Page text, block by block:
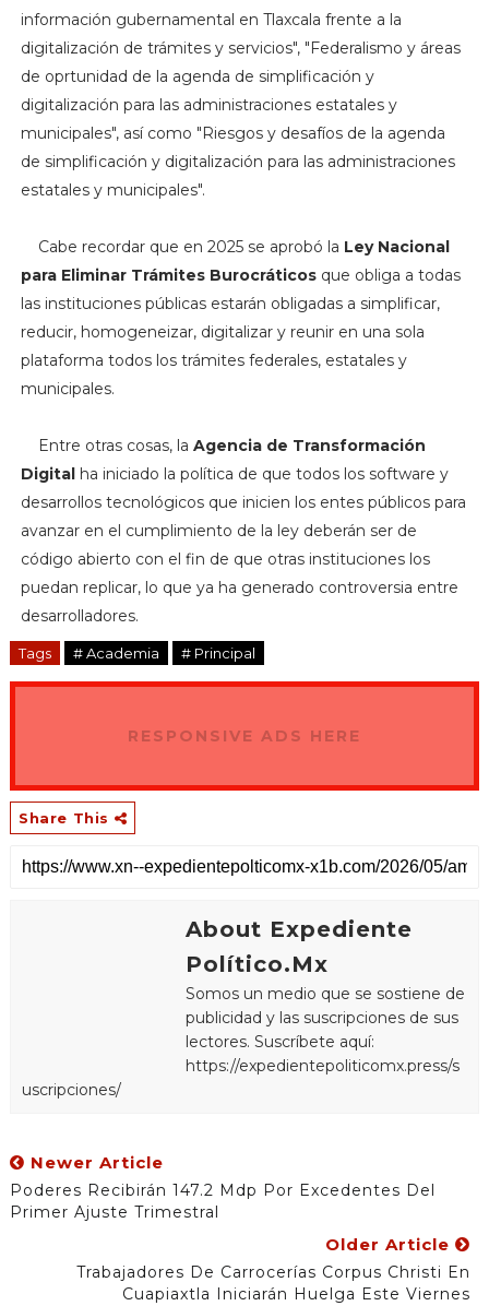
información gubernamental en Tlaxcala frente a la
digitalización de trámites y servicios", "Federalismo y áreas
de oprtunidad de la agenda de simplificación y
digitalización para las administraciones estatales y
municipales", así como "Riesgos y desafíos de la agenda
de simplificación y digitalización para las administraciones
estatales y municipales".
Cabe recordar que en 2025 se aprobó la Ley Nacional
para Eliminar Trámites Burocráticos que obliga a todas
las instituciones públicas estarán obligadas a simplificar,
reducir, homogeneizar, digitalizar y reunir en una sola
plataforma todos los trámites federales, estatales y
municipales.
Entre otras cosas, la Agencia de Transformación
Digitalha iniciado la política de que todos los software y
desarrollos tecnológicos que inicien los entes públicos para
avanzar en el cumplimiento de la ley deberán ser de
código abierto con el fin de que otras instituciones los
puedan replicar, lo que ya ha generado controversia entre
desarrolladores.
Tags # Academia # Principal
RESPONSIVE ADS HERE
Share This
About Expediente
Político.Mx
Somos un medio que se sostiene de
publicidad y las suscripciones de sus
lectores. Suscríbete aquí:
https://expedientepoliticomx.press/s
uscripciones/
Newer Article
Poderes Recibirán 147.2 Mdp Por Excedentes Del
Primer Ajuste Trimestral
Older Article
Trabajadores De Carrocerías Corpus Christi En
Cuapiaxtla Iniciarán Huelga Este Viernes